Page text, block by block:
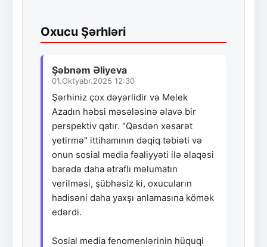
Oxucu Şərhləri
Şəbnəm Əliyeva
01.Oktyabr.2025 12:30
Şərhiniz çox dəyərlidir və Melek
Azadın həbsi məsələsinə əlavə bir
perspektiv qatır. "Qəsdən xəsarət
yetirmə" ittihamının dəqiq təbiəti və
onun sosial media fəaliyyəti ilə əlaqəsi
barədə daha ətraflı məlumatın
verilməsi, şübhəsiz ki, oxucuların
hadisəni daha yaxşı anlamasına kömək
edərdi.
Sosial media fenomenlərinin hüquqi